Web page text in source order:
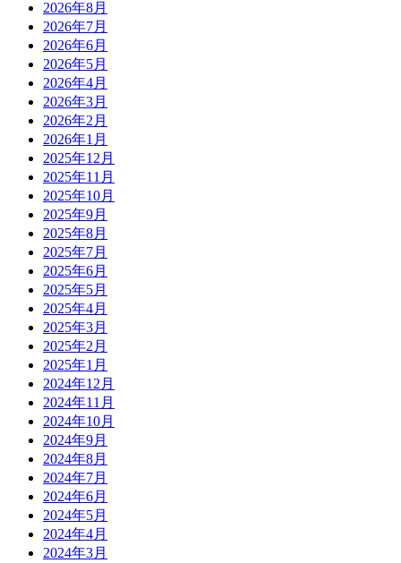
2026年8月
2026年7月
2026年6月
2026年5月
2026年4月
2026年3月
2026年2月
2026年1月
2025年12月
2025年11月
2025年10月
2025年9月
2025年8月
2025年7月
2025年6月
2025年5月
2025年4月
2025年3月
2025年2月
2025年1月
2024年12月
2024年11月
2024年10月
2024年9月
2024年8月
2024年7月
2024年6月
2024年5月
2024年4月
2024年3月